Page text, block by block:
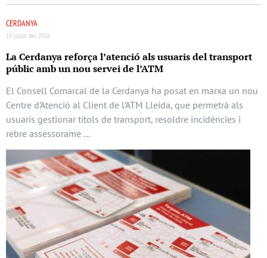
CERDANYA
15 juliol del 2026
La Cerdanya reforça l’atenció als usuaris del transport
públic amb un nou servei de l’ATM
El Consell Comarcal de la Cerdanya ha posat en marxa un nou
Centre d’Atenció al Client de l’ATM Lleida, que permetrà als
usuaris gestionar títols de transport, resoldre incidències i
rebre assessorame …